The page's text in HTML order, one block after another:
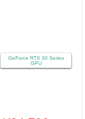
GeForce RTX 30 Series
GPU